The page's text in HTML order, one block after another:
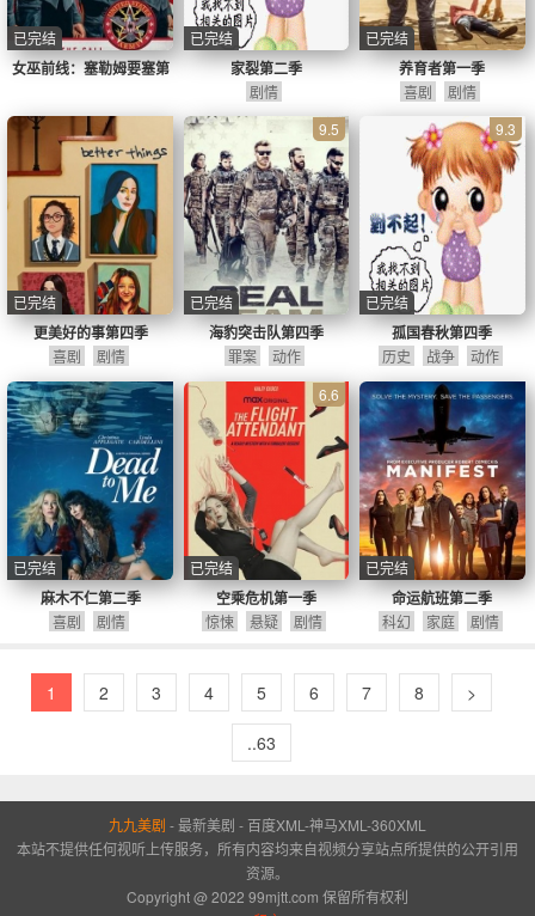
女巫前线：塞勒姆要塞第
已完结
家裂第二季
已完结
剧情
养育者第一季
已完结
喜剧 剧情
更美好的事第四季
已完结
喜剧 剧情
海豹突击队第四季
9.5
已完结
罪案 动作
孤国春秋第四季
9.3
已完结
历史 战争 动作
麻木不仁第二季
已完结
喜剧 剧情
空乘危机第一季
6.6
已完结
惊悚 悬疑 剧情
命运航班第二季
已完结
科幻 家庭 剧情
1 2 3 4 5 6 7 8 >
..63
九九美剧 -最新美剧 - 百度XML -神马XML -360XML
本站不提供任何视听上传服务，所有内容均来自视频分享站点所提供的公开引用
资源。
Copyright @ 2022 99mjtt.com 保留所有权利